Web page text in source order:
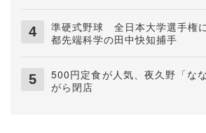
準硬式野球 全日本大学選手権
都先端科学の田中快知捕手
500円定食が人気、夜久野「な
がら閉店